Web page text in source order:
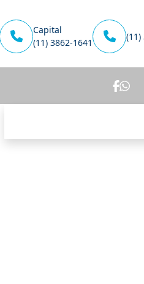
Capital
(11) 3862-1641
(11)